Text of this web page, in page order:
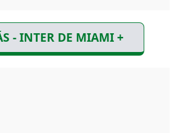
- INTER DE MIAMI +